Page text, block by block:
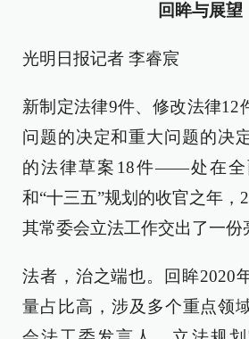
回眸与展望
光明日报记者 李睿宸
新制定法律9件、修改法律12
问题的决定和重大问题的决
的法律草案18件——处在全
和“十三五”规划的收官之年，
其常委会立法工作交出了一份
法者，治之端也。回眸2020
量占比高，涉及多个重点领